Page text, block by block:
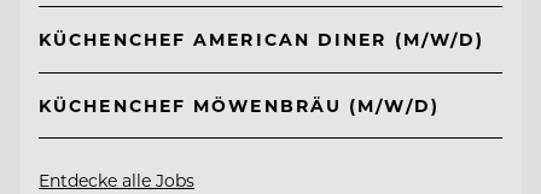
KÜCHENCHEF AMERICAN DINER (M/W/D)
KÜCHENCHEF MÖWENBRÄU (M/W/D)
Entdecke alle Jobs